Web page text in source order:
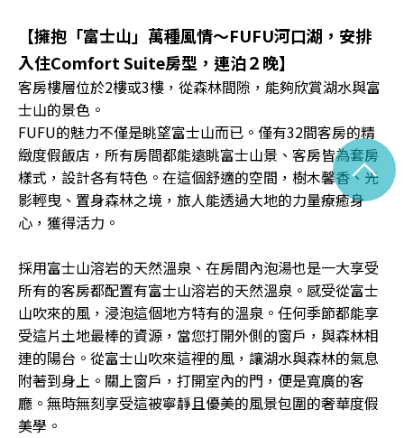
【擁抱「富士山」萬種風情～FUFU河口湖，安排
入住Comfort Suite房型，連泊２晚】
客房樓層位於2樓或3樓，從森林間隙，能夠欣賞湖水與富
士山的景色。
FUFU的魅力不僅是眺望富士山而已。僅有32間客房的精
緻度假飯店，所有房間都能遠眺富士山景、客房皆為套房
樣式，設計各有特色。在這個舒適的空間，樹木馨香、光
影輕曳、置身森林之境，旅人能透過大地的力量療癒身
心，獲得活力。
採用富士山溶岩的天然溫泉、在房間內泡湯也是一大享受
所有的客房都配置有富士山溶岩的天然溫泉。感受從富士
山吹來的風，浸泡這個地方特有的溫泉。任何季節都能享
受這片土地最棒的資源，當您打開外側的窗戶，與森林相
連的陽台。從富士山吹來這裡的風，讓湖水與森林的氣息
附著到身上。關上窗戶，打開室內的門，便是寬廣的客
廳。無時無刻享受這被寧靜且優美的風景包圍的奢華度假
美學。
^